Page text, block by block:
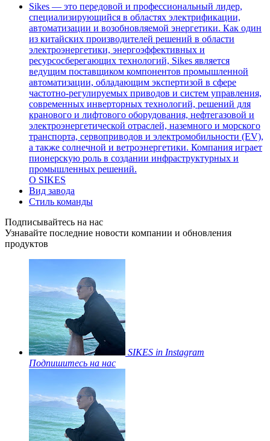
Sikes — это передовой и профессиональный лидер,
специализирующийся в областях электрификации,
автоматизации и возобновляемой энергетики. Как один
из китайских производителей решений в области
электроэнергетики, энергоэффективных и
ресурсосберегающих технологий, Sikes является
ведущим поставщиком компонентов промышленной
автоматизации, обладающим экспертизой в сфере
частотно-регулируемых приводов и систем управления,
современных инверторных технологий, решений для
кранового и лифтового оборудования, нефтегазовой и
электроэнергетической отраслей, наземного и морского
транспорта, сервоприводов и электромобильности (EV),
а также солнечной и ветроэнергетики. Компания играет
пионерскую роль в создании инфраструктурных и
промышленных решений.
О SIKES
Вид завода
Стиль команды
Подписывайтесь на нас
Узнавайте последние новости компании и обновления
продуктов
SIKES in Instagram
Подпишитесь на нас